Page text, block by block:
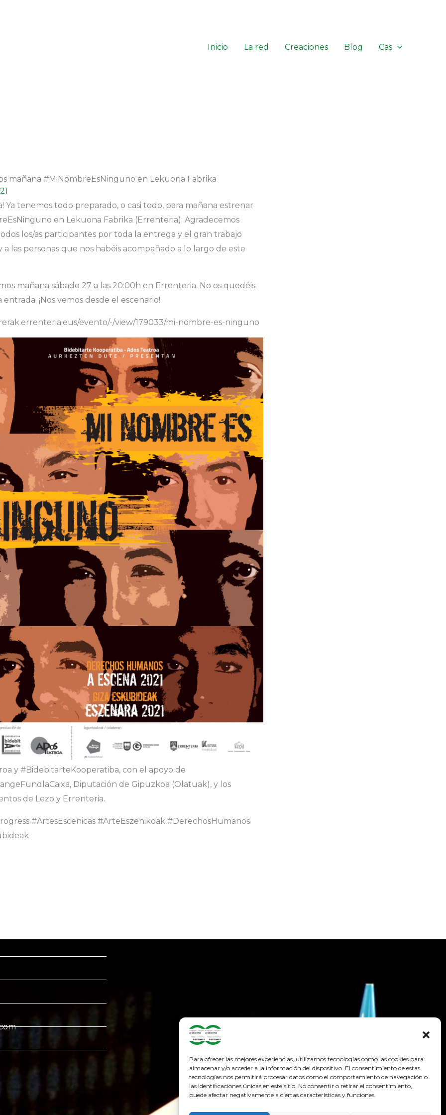
Para ofrecer las mejores experiencias, utilizamos tecnologías como las cookies para
almacenar y/o acceder a la información del dispositivo. El consentimiento de estas
tecnologías nos permitirá procesar datos como el comportamiento de navegación o
las identificaciones únicas en este sitio. No consentir o retirar el consentimiento,
puede afectar negativamente a ciertas características y funciones.
Inicio
La red Creaciones Blog Cas
mañana #MiNombreEsNinguno en Lekuona Fabrika
Ya tenemos todo preparado, o casi todo, para mañana estrenar
en Lekuona Fabrika (Errenteria). Agradecemos
los/as participantes por toda la entrega y el gran trabajo
a las personas que nos habéis acompañado a lo largo de este
mañana sábado 27 a las 20:00h en Errenteria. No os quedéis
entrada. ¡Nos vemos desde el escenario!
evento/-/view/179033/mi-nombre-es-ninguno
y #BidebitarteKooperatiba, con el apoyo de
Diputación de Gipuzkoa (Olatuak), y los
de Lezo y Errenteria.
#ArtesEscenicas #ArteEszenikoak #DerechosHumanos